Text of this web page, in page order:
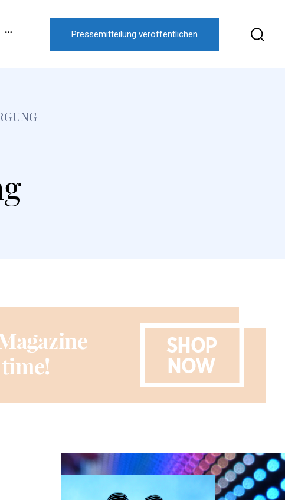
Pressemitteilung veröffentlichen